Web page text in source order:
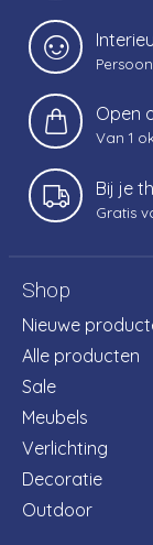
Open
Van 1
Bij je
Gratis
Shop
Nieuwe
Alle producten
Sale
Meubels
Verlichting
Decoratie
Outdoor